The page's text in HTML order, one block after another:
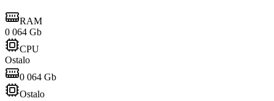
RAM
0 064 Gb
CPU
Ostalo
0 064 Gb
Ostalo